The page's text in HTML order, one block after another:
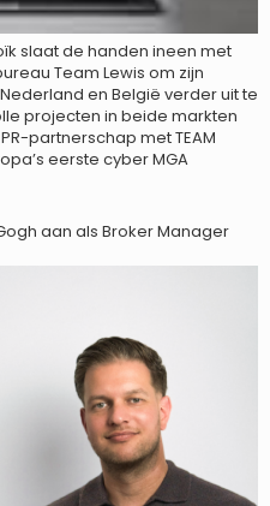
slaat de handen ineen met
Team Lewis om zijn
en België verder uit te
projecten in beide markten
partnerschap met TEAM
eerste cyber MGA
aan als Broker Manager